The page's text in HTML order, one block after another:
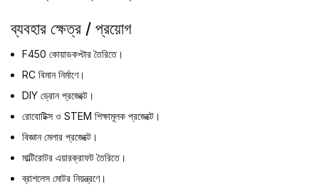
ব্যবহার ক্ষেত্র / প্রয়োগ
F450 কোয়াডকপ্টার তৈরিতে।
RC বিমান নির্মাণে।
DIY ড্রোন প্রজেক্টে।
রোবোটিক্স ও STEM শিক্ষামূলক প্রজেক্টে।
বিজ্ঞান মেলার প্রজেক্টে।
মাল্টিরোটর এয়ারক্রাফট তৈরিতে।
ব্রাশলেস মোটর নিয়ন্ত্রণে।